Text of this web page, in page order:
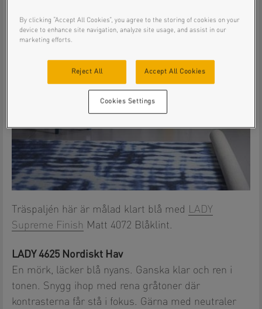
Träspaljén här är målad klart blå med
LADY
Supreme Finish Matt 4072 Blåklint.
LADY 4625 Nordiskt Hav
En mörk, läcker blå nyans. Ganska klar och ren i
tonen. Snygg ihop med rena gråtoner där
kontrasterna får stå i fokus. Gärna med neutraler
By clicking “Accept All Cookies”, you agree to the storing of cookies on your
device to enhance site navigation, analyze site usage, and assist in our
marketing efforts.
Reject All Accept All Cookies
Cookies Settings